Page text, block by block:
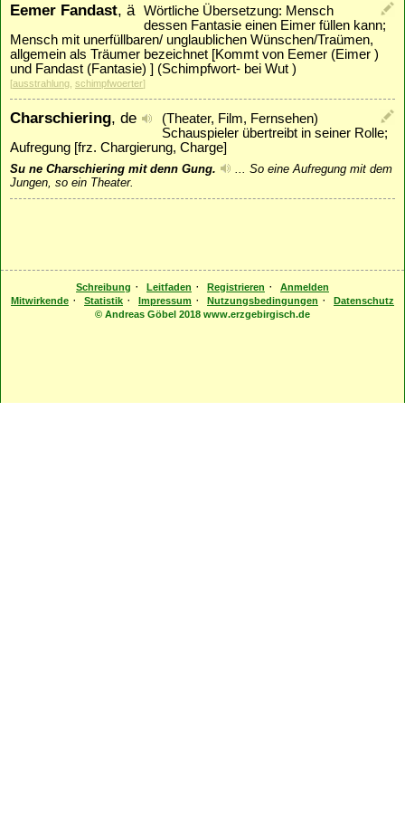
Eemer Fandast, ä
Wörtliche Übersetzung: Mensch
dessen Fantasie einen Eimer füllen kann;
Mensch mit unerfüllbaren/ unglaublichen Wünschen/Traümen,
allgemein als Träumer bezeichnet [Kommt von Eemer (Eimer )
und Fandast (Fantasie) ] (Schimpfwort- bei Wut )
[ausstrahlung, schimpfwoerter]
Charschiering, de
(Theater, Film, Fernsehen)
Schauspieler übertreibt in seiner Rolle;
Aufregung [frz. Chargierung, Charge]
Su ne Charschiering mit denn Gung. ... So eine Aufregung mit dem
Jungen, so ein Theater.
Schreibung · Leitfaden · Registrieren ·
Anmelden
Mitwirkende · Statistik · Impressum · Nutzungsbedingungen ·
Datenschutz
© Andreas Göbel 2018 www.erzgebirgisch.de